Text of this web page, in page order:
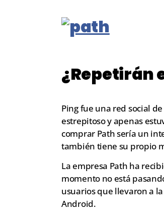
¿Repetirán
Ping fue una red social
estrepitoso y apenas
comprar Path sería un
también tiene su propio
La empresa Path ha
momento no está
usuarios que llevaron a
Android.